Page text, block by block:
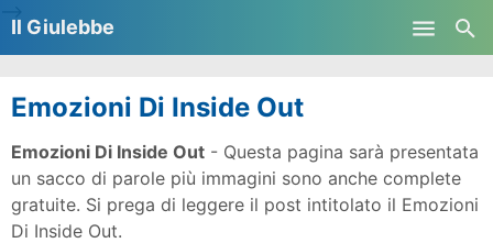
Il Giulebbe
Emozioni Di Inside Out
Emozioni Di Inside Out - Questa pagina sarà presentata
un sacco di parole più immagini sono anche complete
gratuite. Si prega di leggere il post intitolato il Emozioni
Di Inside Out.